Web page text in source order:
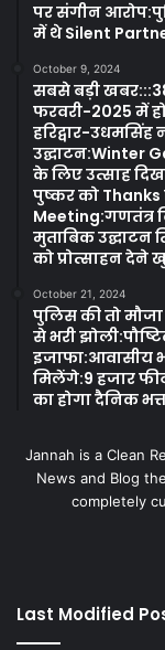
पर संगीन
में थे Silent
October 9, 2024
सबसे बड़ी
फरवरी-2025 में
हरिद्वार-
उद्घाटन:Winter
के लिए उत्साह
पुष्कर को Thanks
Meeting:गणतंत्र
मुताबिक
को प्रोत्साहन देने
October 21, 2024
पुलिस की तो मौजा
से भरी
इजाफा:आवासीय
मिलेंगे:9 हजार
का होगा दैनिक
Jannah is a Clean
News and Blog
completely
Last Modified